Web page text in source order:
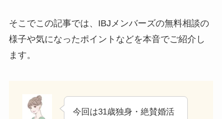
そこでこの記事では、IBJメンバーズの無料相談の
様子や気になったポイントなどを本音でご紹介し
ます。
今回は31歳独身・絶賛婚活